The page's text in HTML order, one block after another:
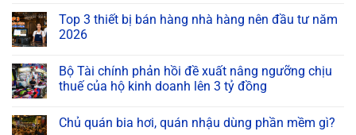
Top 3 thiết bị bán hàng nhà hàng nên đầu tư năm
2026
Bộ Tài chính phản hồi đề xuất nâng ngưỡng chịu
thuế của hộ kinh doanh lên 3 tỷ đồng
Chủ quán bia hơi, quán nhậu dùng phần mềm gì?